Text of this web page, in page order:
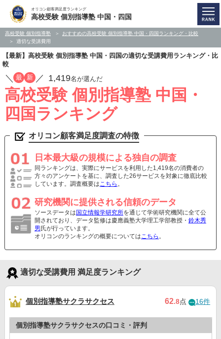
オリコン顧客満足度ランキング
高校受験 個別指導塾 中国・四国
高校受験 個別指導塾
おすすめの高校受験 個別指導塾 中国・四国ランキング・比較
適切な受講費用
【最新】高校受験 個別指導塾 中国・四国の適切な受講費用ランキング・比
較
／ 最 新 ／ 1,419名が選んだ
高校受験 個別指導塾 中国・
四国ランキング
オリコン顧客満足度調査の特徴
日本最大級の規模による独自の調査
同ランキングは、実際にサービスを利用した1,419名の消費者の
方々のアンケートを基に、調査した26サービスを対象に徹底比較
しています。調査概要はこちら 。
研究機関に提供される信頼のデータ
ソースデータは 国立情報学研究所を通じて学術研究機関に全て公
開されており、データ監修は慶應義塾大学理工学部教授・ 鈴木秀
男 氏が行っています。
オリコンのランキングの概要についてはこちら 。
適切な受講費用 満足度ランキング
個別指導塾サクラサクセス 62.8点 16件
個別指導塾サクラサクセスの口コミ・評判